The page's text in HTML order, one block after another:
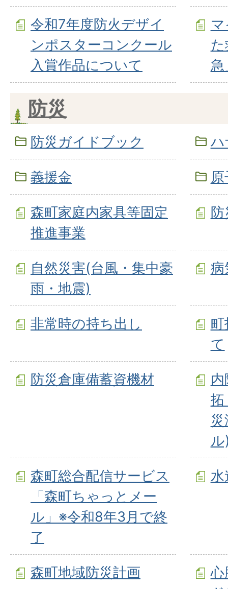
令和7年度防火デザイ
ンポスターコンクール
入賞作品について
防災
防災ガイドブック
義援金
森町家庭内家具等固定
推進事業
防
自然災害(台風・集中豪
雨・地震)
病
非常時の持ち出し
て
防災倉庫備蓄資機材
拓
森町総合配信サービス
「森町ちゃっとメー
ル」※令和8年3月で終
了
水
森町地域防災計画
心